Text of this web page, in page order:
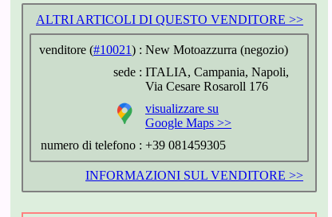
ALTRI ARTICOLI DI QUESTO VENDITORE >>
venditore (#10021) : New Motoazzurra (negozio)
sede : ITALIA, Campania, Napoli,
Via Cesare Rosaroll 176
visualizzare su
Google Maps >>
numero di telefono : +39 081459305
INFORMAZIONI SUL VENDITORE >>